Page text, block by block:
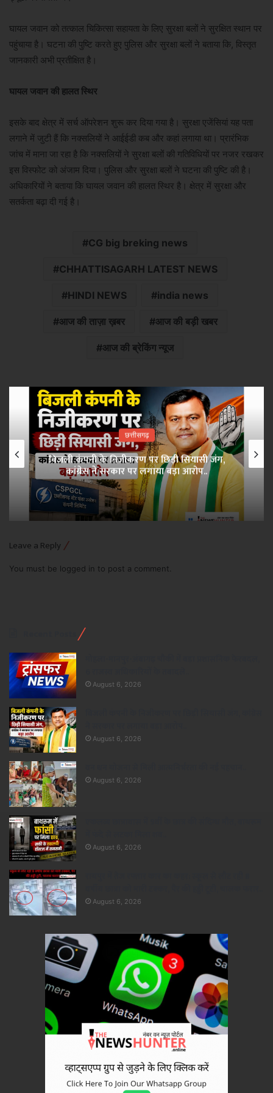
घायल जवान को तत्काल चिकित्सा सहायता के लिए सुरक्षा बलों ने सुरक्षित स्थान पर
पहुंचाया है। घटना की पुष्टि करते हुए पुलिस और सुरक्षा बलों ने बताया कि, विस्तृत
जानकारी अभी प्रतीक्षित है।
घायल जवान की हालत स्थिर
इसके बाद क्षेत्र में सर्च ऑपरेशन शुरू कर दिया गया है। सुरक्षा एजेंसियां यह पता
लगाने में जुटी हैं कि नक्सलियों ने आईईडी कब और कहां लगाया था। प्रारंभिक
जांच में माना जा रहा है कि नक्सलियों ने सुरक्षा बलों की गतिविधियों पर नजर रखकर
इस विस्फोट को अंजाम दिया। पुलिस और सुरक्षा बलों ने घटना की पुष्टि की है।
अधिकारियों ने बताया कि घायल जवान की हालत स्थिर है। क्षेत्र में सुरक्षा और
सतर्कता बढ़ा दी गई है।
CG big breking news
CHHATTISAGARH LATEST NEWS
HINDI NEWS india news
आज की ताज़ा ख़बर आज की बड़ी खबर
आज की ब्रेकिंग न्यूज
छत्तीसगढ़
बिजली कंपनी के निजीकरण पर छिड़ी सियासी जंग,
कांग्रेस ने सरकार पर लगाया बड़ा आरोप..
Leave a Reply
You must be logged in to post a comment.
×
August 6, 2026
August 6, 2026
August 6, 2026
August 6, 2026
August 6, 2026